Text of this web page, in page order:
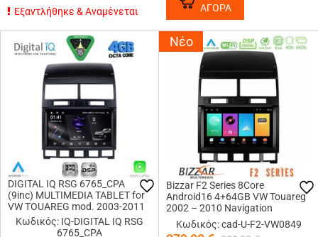
Εξαντλήθηκε & Αναμένεται ΑΓΟΡΑ
DIGITAL IQ RSG 6765_CPA
(9inc) MULTIMEDIA TABLET for
VW TOUAREG mod. 2003-2011
Κωδικός: IQ-DIGITAL IQ RSG
6765_CPA
Νέο
Bizzar F2 Series 8Core
Android16 4+64GB VW Touareg
2002 – 2010 Navigation
Multimedia Tablet 9
Κωδικός: cad-U-F2-VW0849